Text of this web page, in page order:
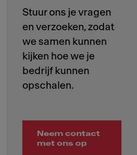
Stuur ons je vragen
en verzoeken, zodat
we samen kunnen
kijken hoe we je
bedrijf kunnen
Neem contact
met ons op